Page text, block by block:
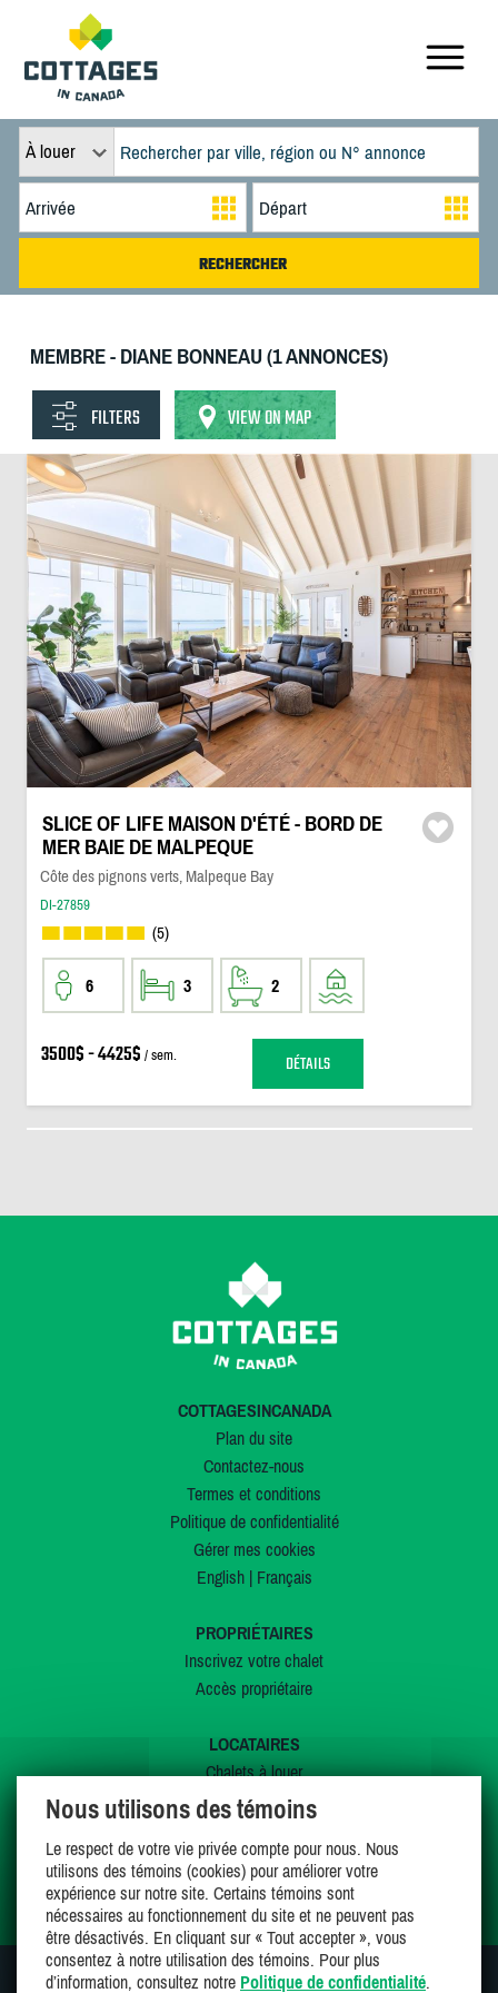
À louer
MEMBRE - DIANE BONNEAU (1 ANNONCES)
FILTERS VIEW ON MAP
SLICE OF LIFE MAISON D'ÉTÉ - BORD DE
MER BAIE DE MALPEQUE
Côte des pignons verts, Malpeque Bay
DI-27859
(5)
6 3 2
3500$ - 4425$ / sem. DÉTAILS
COTTAGESINCANADA
Plan du site
Contactez-nous
Termes et conditions
Politique de confidentialité
Gérer mes cookies
English| Français
PROPRIÉTAIRES
Inscrivez votre chalet
Accès propriétaire
LOCATAIRES
Chalets à louer
Chalets à vendre
Offres spéciales
Mes favoris
Nous utilisons des témoins
Le respect de votre vie privée compte pour nous. Nous
utilisons des témoins (cookies) pour améliorer votre
expérience sur notre site. Certains témoins sont
nécessaires au fonctionnement du site et ne peuvent pas
être désactivés. En cliquant sur « Tout accepter », vous
consentez à notre utilisation des témoins. Pour plus
d’information, consultez notre Politique de confidentialité.